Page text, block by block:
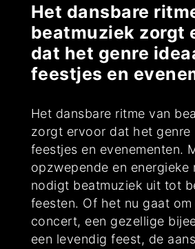
Het dansbare
beatmuziek zorgt
dat het genre
feestjes en
Het dansbare ritme van
zorgt ervoor dat het genre
feestjes en evenementen.
opzwepende en energieke
nodigt beatmuziek uit tot
feesten. Of het nu gaat om
concert, een gezellige
een levendig feest, de